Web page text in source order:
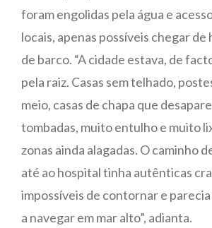
foram engolidas pela água e
locais, apenas possíveis chegar
de barco. “A cidade estava, de
pela raiz. Casas sem telhado,
meio, casas de chapa que
tombadas, muito entulho e muito
zonas ainda alagadas. O caminho
até ao hospital tinha autênticas
impossíveis de contornar e
a navegar em mar alto”, adianta.